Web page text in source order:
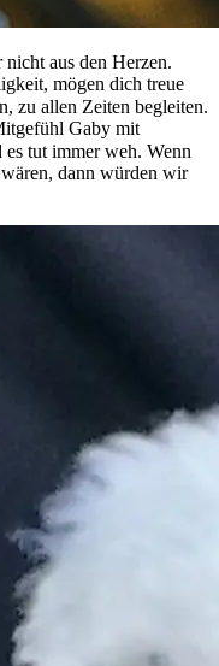
aus den Herzen.
mögen dich treue
zu allen Zeiten begleiten.
Gaby mit
tut immer weh. Wenn
dann würden wir